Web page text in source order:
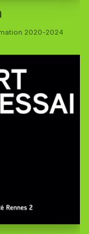
2020-2024